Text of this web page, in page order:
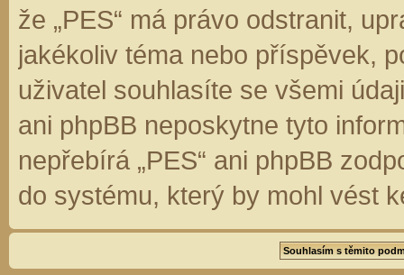
že „PES“ má právo odstranit,
jakékoliv téma nebo příspěvek,
uživatel souhlasíte se všemi
ani phpBB neposkytne tyto
nepřebírá „PES“ ani phpBB
do systému, který by mohl vést